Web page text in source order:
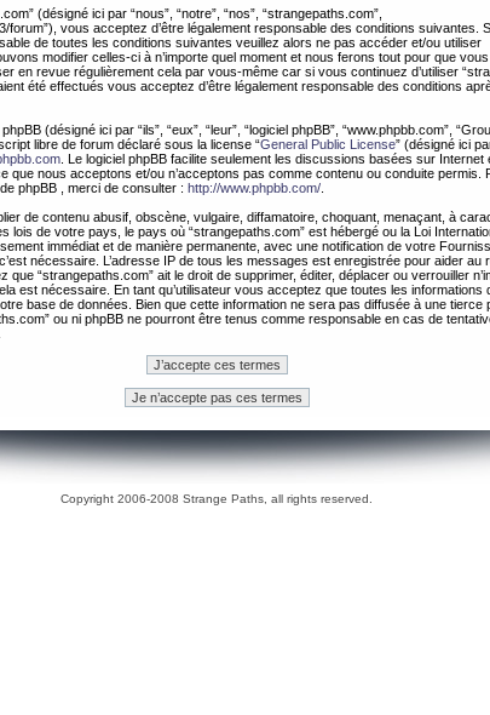
(désigné ici par “nous”, “notre”, “nos”, “strangepaths.com”,
forum”), vous acceptez d’être légalement responsable des conditions suivantes.
de toutes les conditions suivantes veuillez alors ne pas accéder et/ou utiliser
modifier celles-ci à n’importe quel moment et nous ferons tout pour que
en revue régulièrement cela par vous-même car si vous continuez d’utiliser
été effectués vous acceptez d’être légalement responsable des conditions
(désigné ici par “ils”, “eux”, “leur”, “logiciel phpBB”, “www.phpbb.com”,
libre de forum déclaré sous la license “General Public License” (désigné ici
. Le logiciel phpBB facilite seulement les discussions basées sur Internet
que nous acceptons et/ou n’acceptons pas comme contenu ou conduite permis.
phpBB , merci de consulter : http://www.phpbb.com/
de contenu abusif, obscène, vulgaire, diffamatoire, choquant, menaçant, à
lois de votre pays, le pays où “strangepaths.com” est hébergé ou la Loi
immédiat et de manière permanente, avec une notification de votre
nécessaire. L’adresse IP de tous les messages est enregistrée pour aider au
que “strangepaths.com” ait le droit de supprimer, éditer, déplacer ou verrouiller
est nécessaire. En tant qu’utilisateur vous acceptez que toutes les informations
base de données. Bien que cette information ne sera pas diffusée à une tierce
ou ni phpBB ne pourront être tenus comme responsable en cas de
Copyright 2006-2008 Strange Paths, all rights reserved.